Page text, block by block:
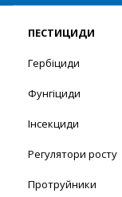
ПЕСТИЦИДИ
Гербіциди
Фунгіциди
Інсекциди
Регулятори росту
Протруйники